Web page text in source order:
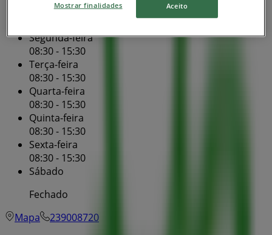
Segunda-feira
08:30 - 15:30
Terça-feira
08:30 - 15:30
Quarta-feira
08:30 - 15:30
Quinta-feira
08:30 - 15:30
Sexta-feira
08:30 - 15:30
Sábado
Fechado
Mapa
239008720
Mostrar finalidades Aceito